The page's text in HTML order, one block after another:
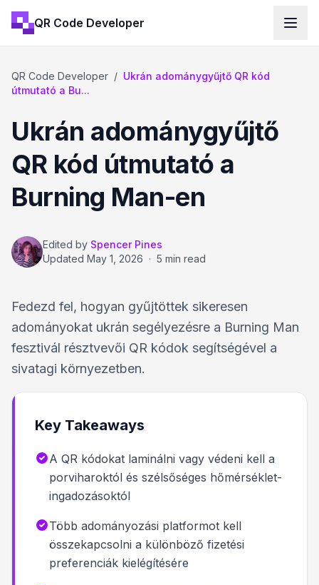
QR Code Developer
QR Code Developer / Ukrán adománygyűjtő QR kód
útmutató a Bu...
Ukrán adománygyűjtő
QR kód útmutató a
Burning Man-en
Edited by Spencer Pines
Updated May 1, 2026 · 5 min read
Fedezd fel, hogyan gyűjtöttek sikeresen
adományokat ukrán segélyezésre a Burning Man
fesztivál résztvevői QR kódok segítségével a
sivatagi környezetben.
Key Takeaways
A QR kódokat laminálni vagy védeni kell a
porviharoktól és szélsőséges hőmérséklet-
ingadozásoktól
Több adományozási platformot kell
összekapcsolni a különböző fizetési
preferenciák kielégítésére